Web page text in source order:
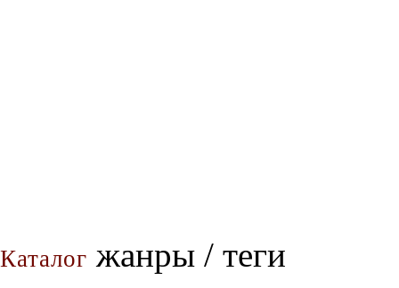
Каталог жанры / теги